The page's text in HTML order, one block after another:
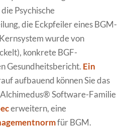
Psychische
die Eckpfeiler eines BGM-
wurde von
konkrete BGF-
Gesundheitsbericht. Ein
aufbauend können Sie das
Software-Familie
erweitern, eine
für BGM.